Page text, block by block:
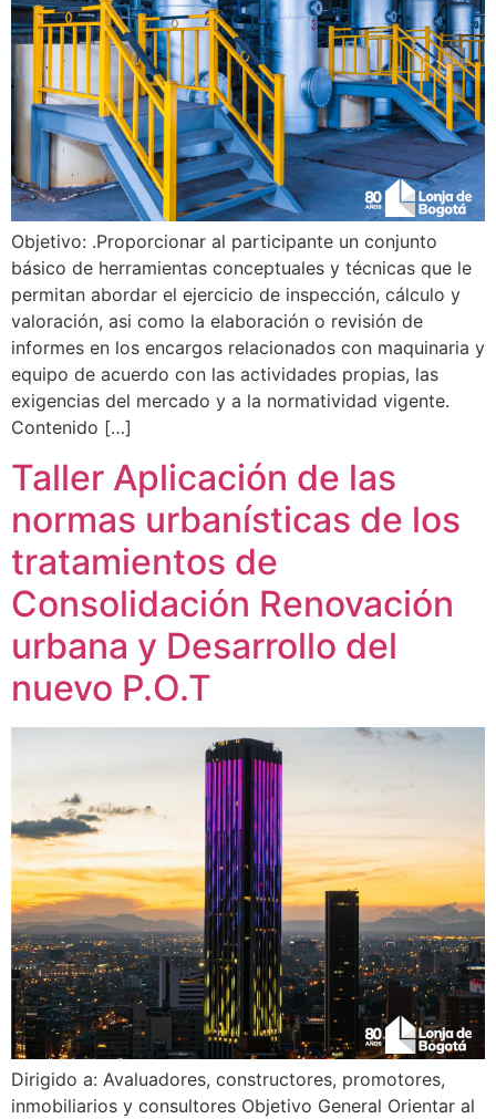
Objetivo: .Proporcionar al participante un conjunto
básico de herramientas conceptuales y técnicas que le
permitan abordar el ejercicio de inspección, cálculo y
valoración, asi como la elaboración o revisión de
informes en los encargos relacionados con maquinaria y
equipo de acuerdo con las actividades propias, las
exigencias del mercado y a la normatividad vigente.
Contenido […]
Taller Aplicación de las
normas urbanísticas de los
tratamientos de
Consolidación Renovación
urbana y Desarrollo del
nuevo P.O.T
Dirigido a: Avaluadores, constructores, promotores,
inmobiliarios y consultores Objetivo General Orientar al